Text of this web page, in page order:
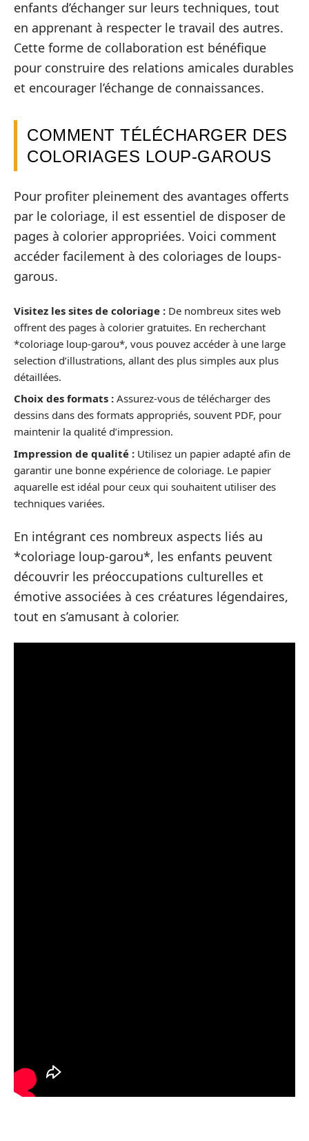
enfants d’échanger sur leurs techniques, tout
en apprenant à respecter le travail des autres.
Cette forme de collaboration est bénéfique
pour construire des relations amicales durables
et encourager l’échange de connaissances.
COMMENT TÉLÉCHARGER DES
COLORIAGES LOUP-GAROUS
Pour profiter pleinement des avantages offerts
par le coloriage, il est essentiel de disposer de
pages à colorier appropriées. Voici comment
accéder facilement à des coloriages de loups-
garous.
Visitez les sites de coloriage : De nombreux sites web
offrent des pages à colorier gratuites. En recherchant
*coloriage loup-garou*, vous pouvez accéder à une large
selection d’illustrations, allant des plus simples aux plus
détaillées.
Choix des formats : Assurez-vous de télécharger des
dessins dans des formats appropriés, souvent PDF, pour
maintenir la qualité d’impression.
Impression de qualité : Utilisez un papier adapté afin de
garantir une bonne expérience de coloriage. Le papier
aquarelle est idéal pour ceux qui souhaitent utiliser des
techniques variées.
En intégrant ces nombreux aspects liés au
*coloriage loup-garou*, les enfants peuvent
découvrir les préoccupations culturelles et
émotive associées à ces créatures légendaires,
tout en s’amusant à colorier.